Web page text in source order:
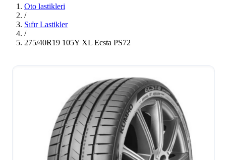
Oto lastikleri
/
Sıfır Lastikler
/
275/40R19 105Y XL Ecsta PS72